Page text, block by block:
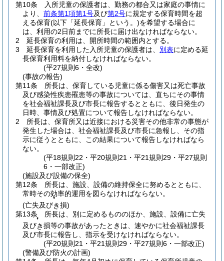
第10条
入所児童の保護者は、勤務の都合又は家庭の事情に
より、 前条第1項第1号及び第2号に規定する保育時間を超
える保育(以下「延長保育」という。)を希望する場合に
は、利用の2日前までに所長に届け出なければならない。
2
延長保育の利用は、開所時間の範囲内とする。
3
延長保育を利用した入所児童の保護者は、 別表に定める延
長保育利用料を納付しなければならない。
(平27規則6・全改)
(事故の報告)
第11条
所長は、保育している児童に係る傷害又は死亡事故
及び感染性疾患罹患等の事故については、直ちにその事情
を社会福祉課長及び市長に報告するとともに、後日発生の
日時、事情及び処置について報告しなければならない。
2
所長は、保育所又は近接における災害その他非常の事態が
発生した場合は、社会福祉課長及び市長に急報し、その指
示に従うとともに、この結果について報告しなければなら
ない。
(平18規則22・平20規則21・平21規則29・平27規則
6・一部改正)
(施設及び設備の保全)
第12条
所長は、施設、設備の維持保全に努めるとともに、
常時その効率的運用を図らなければならない。
(亡失及びき
❜
損)
第13条
所長は、別に定めるもののほか、施設、設備に亡失
及びき
❜
損等の事故があったときは、速やかに社会福祉課長
及び市長に報告し、指示を受けなければならない。
(平20規則21・平21規則29・平27規則6・一部改正)
(警備及び防火の計画)